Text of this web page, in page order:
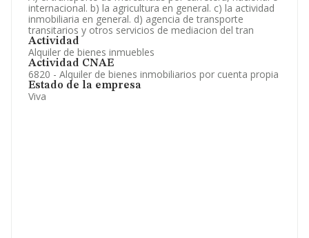
internacional. b) la agricultura en general. c) la actividad
inmobiliaria en general. d) agencia de transporte
transitarios y otros servicios de mediacion del tran
Actividad
Alquiler de bienes inmuebles
Actividad CNAE
6820 - Alquiler de bienes inmobiliarios por cuenta propia
Estado de la empresa
Viva